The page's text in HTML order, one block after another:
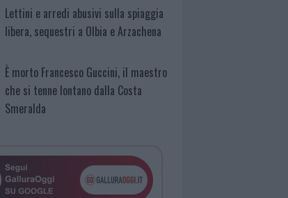
Lettini e arredi abusivi sulla spiaggia
libera, sequestri a Olbia e Arzachena
È morto Francesco Guccini, il maestro
che si tenne lontano dalla Costa
Smeralda